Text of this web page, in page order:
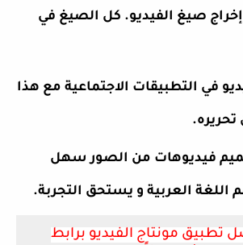
صيغ الفيديو. كل الصيغ في
في التطبيقات الاجتماعية مع هذا
فيديوهات من الصور سهل
اللغة العربية و يستحق التجربة.
تطبيق مونتاج الفيديو برابط